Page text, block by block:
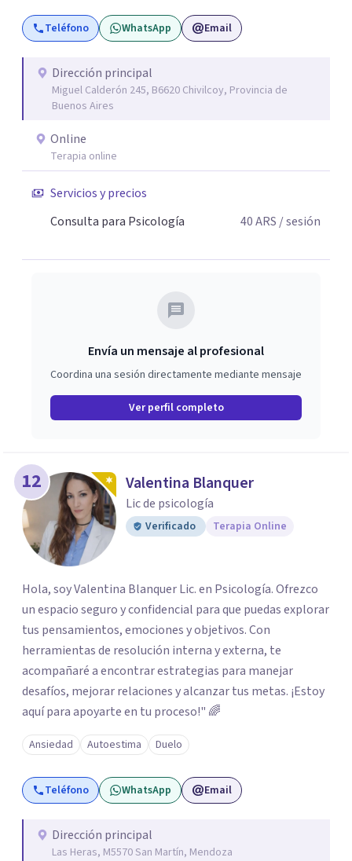
ansiedad, la depresión, el estrés, el duelo, el dolor crónico
y distintos momentos vitales que requieren contención,
Teléfono WhatsApp Email
Dirección principal
Miguel Calderón 245, B6620 Chivilcoy, Provincia de
Buenos Aires
Online
Terapia online
Servicios y precios
Consulta para Psicología
40ARS / sesión
Envía un mensaje al profesional
Coordina una sesión directamente mediante mensaje
Ver perfil completo
12 Valentina Blanquer
Lic de psicología
Verificado Terapia Online
Hola, soy Valentina Blanquer Lic. en Psicología. Ofrezco
un espacio seguro y confidencial para que puedas explorar
tus pensamientos, emociones y objetivos. Con
herramientas de resolución interna y externa, te
acompañaré a encontrar estrategias para manejar
desafíos, mejorar relaciones y alcanzar tus metas. ¡Estoy
aquí para apoyarte en tu proceso!" 🌈
Ansiedad Autoestima Duelo
Teléfono WhatsApp Email
Dirección principal
Las Heras, M5570 San Martín, Mendoza